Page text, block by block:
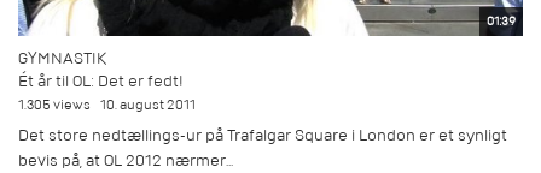
01:39
GYMNASTIK
Ét år til OL: Det er fedt!
1.305 views 10. august 2011
Det store nedtællings-ur på Trafalgar Square i London er et synligt
bevis på, at OL 2012 nærmer...